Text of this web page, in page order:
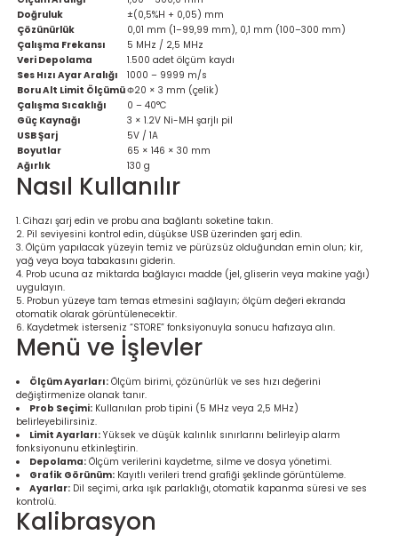
Cihazı
Ölçer
Doğruluk
±(0,5%H + 0,05) mm
Çözünürlük
0,01 mm (1–99,99 mm), 0,1 mm (100–300 mm)
Çalışma Frekansı
5 MHz / 2,5 MHz
Veri Depolama
1.500 adet ölçüm kaydı
Ses Hızı Ayar Aralığı
1000 – 9999 m/s
Boru Alt Limit ÖlçümüΦ20 × 3 mm (çelik)
Çalışma Sıcaklığı
0 – 40°C
Güç Kaynağı
3 × 1.2V Ni-MH şarjlı pil
USB Şarj
5V / 1A
Boyutlar
65 × 146 × 30 mm
Ağırlık
130 g
Nasıl Kullanılır
Cihazı şarj edin ve probu ana bağlantı soketine takın.
Pil seviyesini kontrol edin, düşükse USB üzerinden şarj edin.
Ölçüm yapılacak yüzeyin temiz ve pürüzsüz olduğundan emin olun; kir,
yağ veya boya tabakasını giderin.
Prob ucuna az miktarda bağlayıcı madde (jel, gliserin veya makine yağı)
uygulayın.
Probun yüzeye tam temas etmesini sağlayın; ölçüm değeri ekranda
otomatik olarak görüntülenecektir.
Kaydetmek isterseniz “STORE” fonksiyonuyla sonucu hafızaya alın.
Menü ve İşlevler
Ölçüm Ayarları: Ölçüm birimi, çözünürlük ve ses hızı değerini
değiştirmenize olanak tanır.
Prob Seçimi: Kullanılan prob tipini (5 MHz veya 2,5 MHz)
belirleyebilirsiniz.
Limit Ayarları: Yüksek ve düşük kalınlık sınırlarını belirleyip alarm
fonksiyonunu etkinleştirin.
Depolama: Ölçüm verilerini kaydetme, silme ve dosya yönetimi.
Grafik Görünüm: Kayıtlı verileri trend grafiği şeklinde görüntüleme.
Ayarlar: Dil seçimi, arka ışık parlaklığı, otomatik kapanma süresi ve ses
kontrolü.
Kalibrasyon